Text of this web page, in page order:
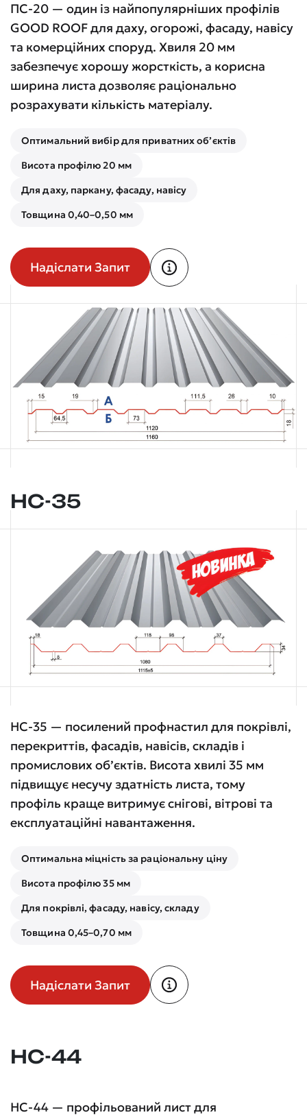
ПС-20 — один із найпопулярніших профілів
GOOD ROOF для даху, огорожі, фасаду, навісу
та комерційних споруд. Хвиля 20 мм
забезпечує хорошу жорсткість, а корисна
ширина листа дозволяє раціонально
розрахувати кількість матеріалу.
Оптимальний вибір для приватних об’єктів
Висота профілю 20 мм
Для даху, паркану, фасаду, навісу
Товщина 0,40–0,50 мм
Надіслати Запит
НС-35
НС-35 — посилений профнастил для покрівлі,
перекриттів, фасадів, навісів, складів і
промислових об’єктів. Висота хвилі 35 мм
підвищує несучу здатність листа, тому
профіль краще витримує снігові, вітрові та
експлуатаційні навантаження.
Оптимальна міцність за раціональну ціну
Висота профілю 35 мм
Для покрівлі, фасаду, навісу, складу
Товщина 0,45–0,70 мм
Надіслати Запит
НС-44
НС-44 — профільований лист для